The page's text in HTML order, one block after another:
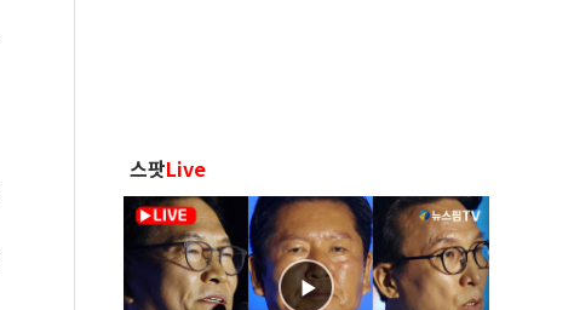
스팟Live